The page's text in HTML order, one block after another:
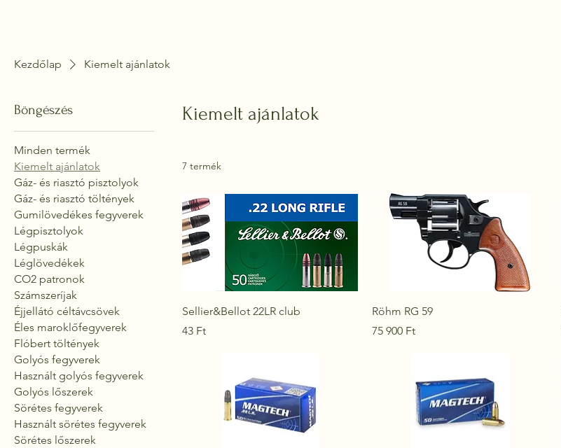
Kezdőlap Kiemelt ajánlatok
Böngészés
Minden termék
Kiemelt ajánlatok
Gáz- és riasztó pisztolyok
Gáz- és riasztó töltények
Gumilövedékes fegyverek
Légpisztolyok
Légpuskák
Léglövedékek
CO2 patronok
Számszeríjak
Éjjellátó céltávcsövek
Éles maroklőfegyverek
Flóbert töltények
Golyós fegyverek
Használt golyós fegyverek
Golyós lőszerek
Sörétes fegyverek
Használt sörétes fegyverek
Sörétes lőszerek
Kiemelt ajánlatok
7 termék
Sellier&Bellot 22LR club
Ár
43 Ft
Röhm RG 59
Ár
75 900 Ft